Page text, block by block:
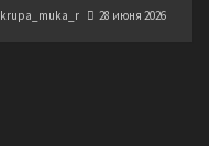
krupa_muka_r 28 июня 2026